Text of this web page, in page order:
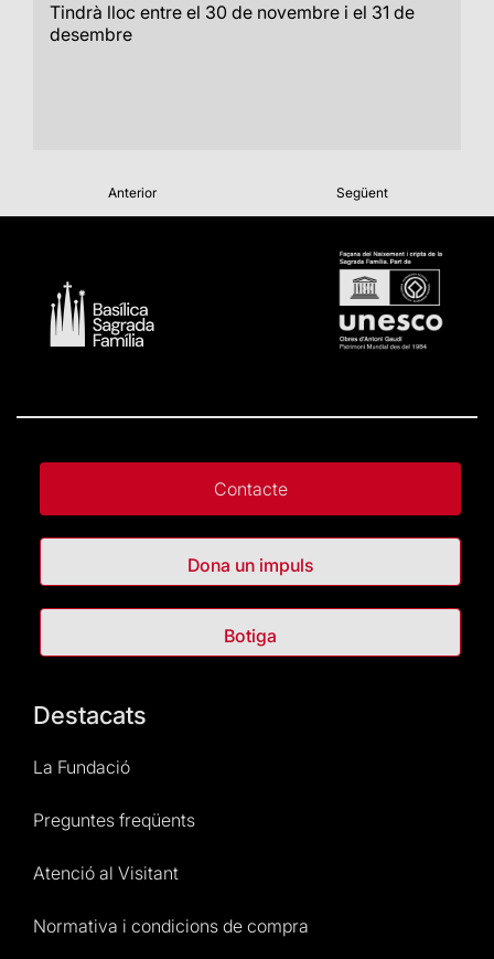
Tindrà lloc entre el 30 de novembre i el 31 de
desembre
Anterior Següent
Contacte
Dona un impuls
Botiga
Destacats
La Fundació
Preguntes freqüents
Atenció al Visitant
Normativa i condicions de compra